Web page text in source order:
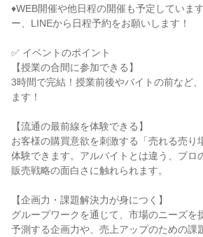
♦WEB開催や他日程の開催も予定していま
ー、LINEから日程予約をお願いします！
✅ イベントのポイント
【授業の合間に参加できる】
3時間で完結！授業前後やバイトの前など
ます！
【流通の最前線を体験できる】
お客様の購買意欲を刺激する「売れる売り
体験できます。アルバイトとは違う、プロ
販売戦略の面白さに触れられます。
【企画力・課題解決力が身につく】
グループワークを通じて、市場のニーズを
予測する企画力や、売上アップのための課